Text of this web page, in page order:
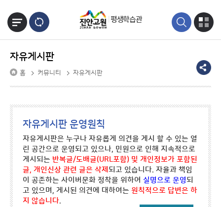
평생학습관
자유게시판
홈 커뮤니티 자유게시판
자유게시판 운영원칙
자유게시판은 누구나 자유롭게 의견을 게시 할 수 있는 열
린 공간으로 운영되고 있으나, 민원으로 인해 지속적으로
게시되는 반복글/도배글(URL포함) 및 개인정보가 포함된
글, 개인신상 관련 글은 삭제 되고 있습니다. 자율과 책임
이 공존하는 사이버문화 정착을 위하여 실명으로 운영되
고 있으며, 게시된 의견에 대하여는 원칙적으로 답변은 하
지 않습니다.